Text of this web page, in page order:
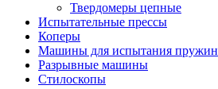
Твердомеры цепные
Испытательные прессы
Коперы
Машины для испытания пружин
Разрывные машины
Стилоскопы